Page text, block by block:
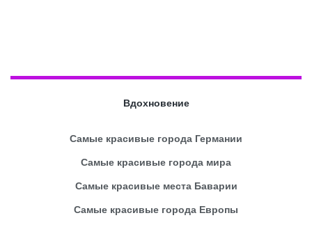
Вдохновение
Самые красивые города Германии
Самые красивые города мира
Самые красивые места Баварии
Самые красивые города Европы